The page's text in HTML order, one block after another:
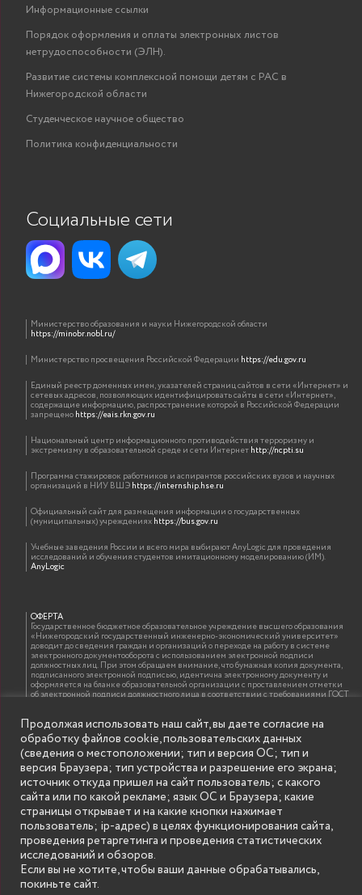
Информационные ссылки
Порядок оформления и оплаты электронных листов
нетрудоспособности (ЭЛН).
Развитие системы комплексной помощи детям с РАС в
Нижегородской области
Студенческое научное общество
Политика конфиденциальности
Социальные сети
Министерство образования и науки Нижегородской области
https://minobr.nobl.ru/
Министерство просвещения Российской Федерации https://edu.gov.ru
Единый реестр доменных имен, указателей страниц сайтов в сети «Интернет» и
сетевых адресов, позволяющих идентифицировать сайты в сети «Интернет»,
содержащие информацию, распространение которой в Российской Федерации
запрещеноhttps://eais.rkn.gov.ru
Национальный центр информационного противодействия терроризму и
экстремизму в образовательной среде и сети Интернетhttp://ncpti.su
Программа стажировок работников и аспирантов российских вузов и научных
организаций в НИУ ВШЭhttps://internship.hse.ru
Официальный сайт для размещения информации о государственных
(муниципальных) учрежденияхhttps://bus.gov.ru
Учебные заведения России и всего мира выбирают AnyLogic для проведения
исследований и обучения студентов имитационному моделированию (ИМ).
AnyLogic
ОФЕРТА
Государственное бюджетное образовательное учреждение высшего образования
«Нижегородский государственный инженерно-экономический университет»
доводит до сведения граждан и организаций о переходе на работу в системе
электронного документооборота с использованием электронной подписи
должностных лиц. При этом обращаем внимание, что бумажная копия документа,
подписанного электронной подписью, идентична электронному документу и
оформляется на бланке образовательной организации с проставлением отметки
об электронной подписи должностного лица в соответствии с требованиями ГОСТ
ИНФОРМАЦИЯ ДЛЯ ПРАВООБЛАДАТЕЛЕЙ
Все права на аудио и видео материалы, представленные на нашем сайте
принадлежат их законным владельцам и предназначены только для ознакомления.
Наличие материалов на сайте никаким образом не претендует на обозначение
нашего авторского права на данные материалы. Авторы не несут ответственности
за возможные последствия использования их в целях, запрещенных Уголовным
Кодексом Российской Федерации. Если вы соглашаетесь с указанными
условиями, то можете приступить к просмотру материалов. Иначе вы должны
немедленно покинуть сайт. Все материалы, размещенные на сайте, взяты с
открытых (общедоступных) источников. Если Вы являетесь правообладателем
какого-либо материала, размещённого на этом сайте, и не хотели бы чтобы данная
информация распространялась без Вашего на то согласия, то мы будем рады
оказать Вам содействие, удалив соответствующие страницы. Для этого достаточно,
чтобы вы прислали нам письмо (в электронном виде) с E-mail официального
Продолжая использовать наш сайт, вы даете согласие на
обработку файлов cookie, пользовательских данных
(сведения о местоположении; тип и версия ОС; тип и
версия Браузера; тип устройства и разрешение его экрана;
источник откуда пришел на сайт пользователь; с какого
сайта или по какой рекламе; язык ОС и Браузера; какие
страницы открывает и на какие кнопки нажимает
пользователь; ip-адрес) в целях функционирования сайта,
проведения ретаргетинга и проведения статистических
исследований и обзоров.
Если вы не хотите, чтобы ваши данные обрабатывались,
покиньте сайт.